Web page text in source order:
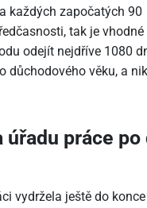
každých započatých 90
tak je vhodné
odejít nejdříve 1080
důchodového věku, a
úřadu práce po
vydržela ještě do